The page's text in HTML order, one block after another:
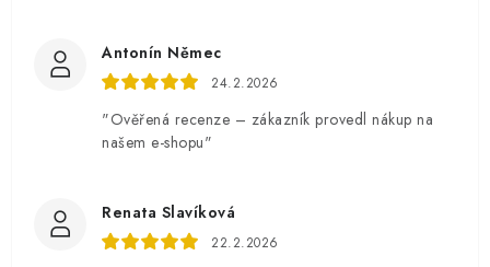
Antonín Němec
24.2.2026
"Ověřená recenze – zákazník provedl nákup na
našem e-shopu"
Renata Slavíková
22.2.2026